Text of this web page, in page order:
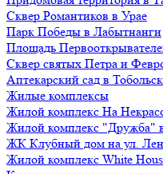
Сквер Романтиков в Урае
Парк Победы в Лабытнанги
Площадь
Сквер святых Петра и
Аптекарский сад в
Жилые комплексы
Жилой комплекс На
Жилой комплекс "Дружба"
ЖК Клубный дом на ул.
Жилой комплекс White